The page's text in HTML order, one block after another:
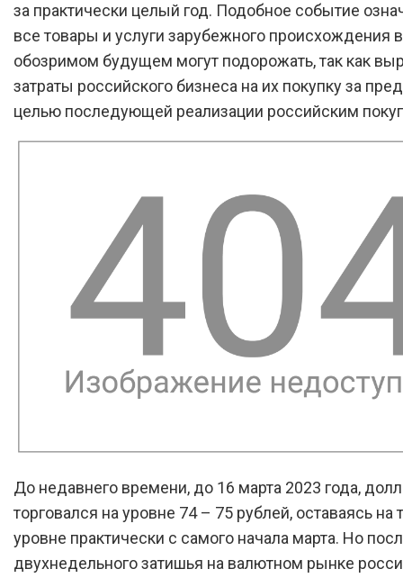
за практически целый год. Подобное событие
все товары и услуги зарубежного происхождения в
обозримом будущем могут подорожать, так как
затраты российского бизнеса на их покупку за
целью последующей реализации российским
До недавнего времени, до 16 марта 2023 года,
торговался на уровне 74 – 75 рублей, оставаясь на
уровне практически с самого начала марта. Но
двухнедельного затишья на валютном рынке